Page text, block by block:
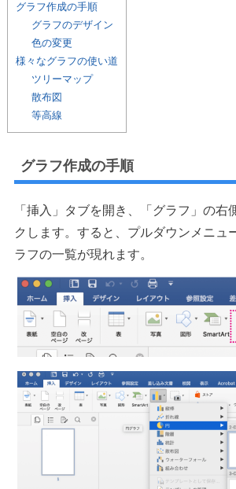
グラフ作成の手順
グラフのデザイン
色の変更
様々なグラフの使い道
ツリーマップ
散布図
等高線
グラフ作成の手順
「挿入」タブを開き、「グラフ」の右
クします。すると、プルダウンメニュ
ラフの一覧が現れます。